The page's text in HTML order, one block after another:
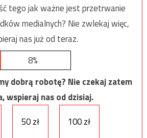
tego jak ważne jest przetrwanie
medialnych? Nie zwlekaj więc,
nas już od teraz.
8%
dobrą robotę? Nie czekaj zatem
wspieraj nas od dzisiaj.
50 zł 100 zł